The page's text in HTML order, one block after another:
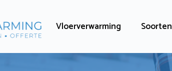
Vloerverwarming Soorten